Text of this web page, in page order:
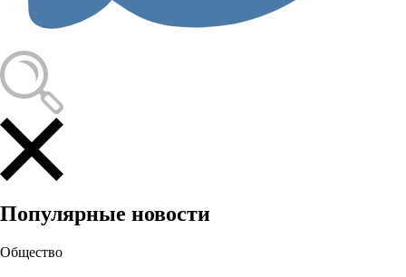
Популярные новости
Общество